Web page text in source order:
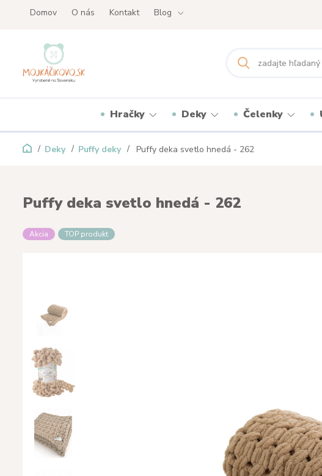
Domov O nás Kontakt Blog
Hračky Deky Čelenky
Deky Puffy deky Puffy deka svetlo hnedá - 262
Puffy deka svetlo hnedá - 262
Akcia TOP produkt